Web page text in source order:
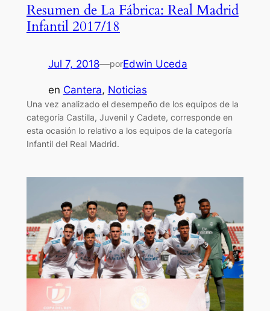
Resumen de La Fábrica: Real Madrid
Infantil 2017/18
Jul 7, 2018—porEdwin Uceda
en Cantera, Noticias
Una vez analizado el desempeño de los equipos de la
categoría Castilla, Juvenil y Cadete, corresponde en
esta ocasión lo relativo a los equipos de la categoría
Infantil del Real Madrid.